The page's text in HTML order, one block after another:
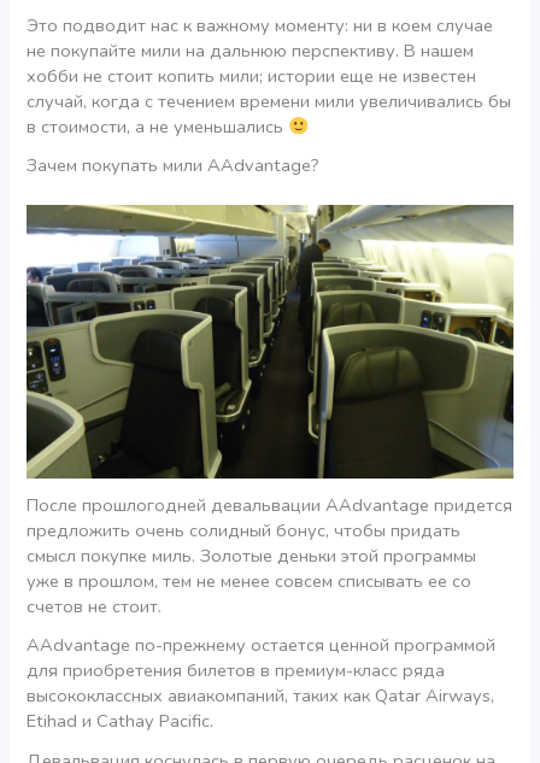
Это подводит нас к важному моменту: ни в коем случае
не покупайте мили на дальнюю перспективу. В нашем
хобби не стоит копить мили; истории еще не известен
случай, когда с течением времени мили увеличивались бы
в стоимости, а не уменьшались
Зачем покупать мили AAdvantage?
После прошлогодней девальвации AAdvantage придется
предложить очень солидный бонус, чтобы придать
смысл покупке миль. Золотые деньки этой программы
уже в прошлом, тем не менее совсем списывать ее со
счетов не стоит.
AAdvantage по-прежнему остается ценной программой
для приобретения билетов в премиум-класс ряда
высококлассных авиакомпаний, таких как Qatar Airways,
Etihad и Cathay Pacific.